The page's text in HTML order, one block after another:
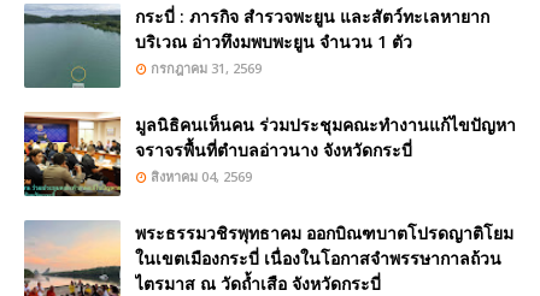
กระบี่ : ภารกิจ สำรวจพะยูน และสัตว์ทะเลหายาก
บริเวณ อ่าวทึงมพบพะยูน จำนวน 1 ตัว
กรกฎาคม 31, 2569
มูลนิธิคนเห็นคน ร่วมประชุมคณะทำงานแก้ไขปัญหา
จราจรพื้นที่ตำบลอ่าวนาง จังหวัดกระบี่
สิงหาคม 04, 2569
พระธรรมวชิรพุทธาคม ออกบิณฑบาตโปรดญาติโยม
ในเขตเมืองกระบี่ เนื่องในโอกาสจำพรรษากาลถ้วน
ไตรมาส ณ วัดถ้ำเสือ จังหวัดกระบี่